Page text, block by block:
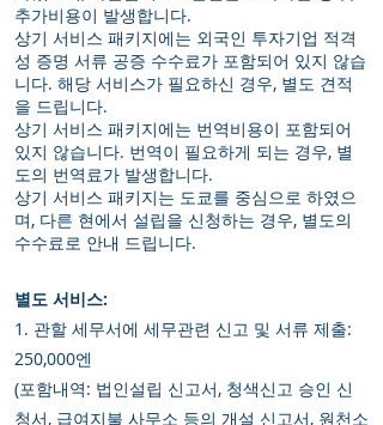
추가비용이 발생합니다.
상기 서비스 패키지에는 외국인 투자기업 적격
성 증명 서류 공증 수수료가 포함되어 있지 않습
니다. 해당 서비스가 필요하신 경우, 별도 견적
을 드립니다.
상기 서비스 패키지에는 번역비용이 포함되어
있지 않습니다. 번역이 필요하게 되는 경우, 별
도의 번역료가 발생합니다.
상기 서비스 패키지는 도쿄를 중심으로 하였으
며, 다른 현에서 설립을 신청하는 경우, 별도의
수수료로 안내 드립니다.
별도 서비스:
1. 관할 세무서에 세무관련 신고 및 서류 제출:
250,000엔
(포함내역: 법인설립 신고서, 청색신고 승인 신
청서, 급여지불 사무소 등의 개설 신고서, 원천소